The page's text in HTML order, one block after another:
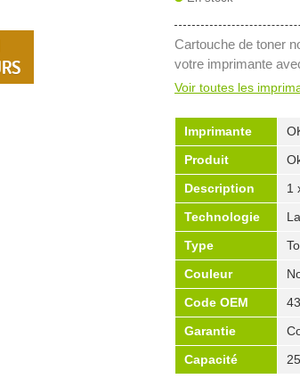
Cartouche de toner
votre imprimante
Voir toutes les
Imprimante
Produit
Description
1
Technologie
Type
Couleur
Code OEM
Garantie
Capacité